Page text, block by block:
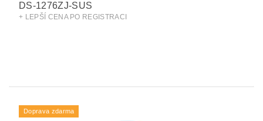
DS-1276ZJ-SUS
+ LEPŠÍ CENA PO REGISTRACI
Doprava zdarma